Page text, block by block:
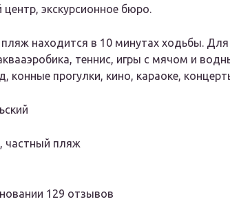
экскурсионное бюро.
находится в 10 минутах ходьбы.
теннис, игры с мячом и
конные прогулки, кино, караоке,
частный пляж
129 отзывов